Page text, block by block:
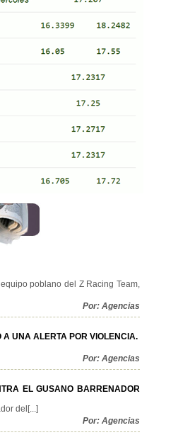
poblano del Z Racing Team,
Por: Agencias
A UNA ALERTA POR VIOLENCIA.
Por: Agencias
EL GUSANO BARRENADOR
del[...]
Por: Agencias